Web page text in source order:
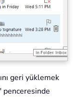
geri yüklemek
penceresinde